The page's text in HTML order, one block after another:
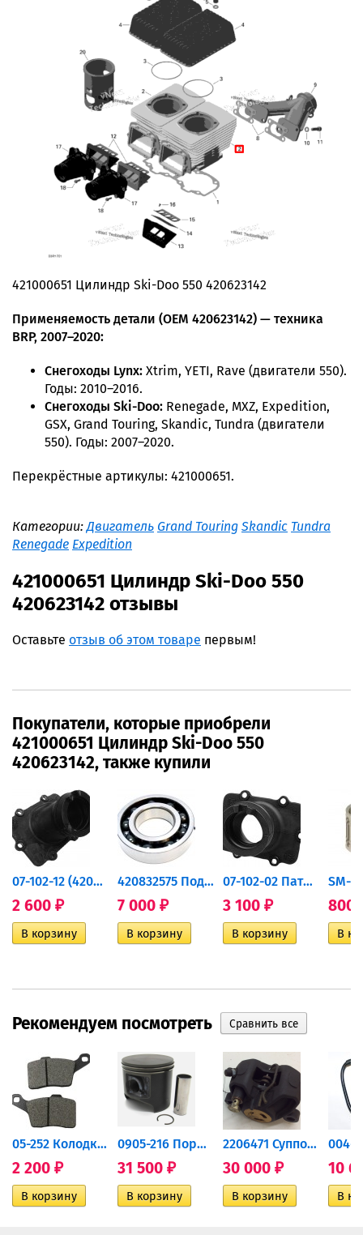
421000651 Цилиндр Ski-Doo 550 420623142
Применяемость детали (OEM 420623142) — техника
BRP, 2007–2020:
Снегоходы Lynx: Xtrim, YETI, Rave (двигатели 550).
Годы: 2010–2016.
Снегоходы Ski-Doo: Renegade, MXZ, Expedition,
GSX, Grand Touring, Skandic, Tundra (двигатели
550). Годы: 2007–2020.
Перекрёстные артикулы: 421000651.
Категории:Двигатель Grand Touring Skandic Tundra
Renegade Expedition
421000651 Цилиндр Ski-Doo 550
420623142 отзывы
Оставьте отзыв об этом товаре первым!
Покупатели, которые приобрели
421000651 Цилиндр Ski-Doo 550
420623142, также купили
07-102-12 (420867105)...
2 600 ₽
420832575 Подшипник...
7 000 ₽
07-102-02 Патрубок впускной...
3 100 ₽ 800
Рекомендуем посмотреть
05-252 Колодки тормозные...
2 200 ₽
0905-216 Поршень Arctic Cat...
31 500 ₽
2206471 Суппорт тормозной...
30 000 ₽ 10